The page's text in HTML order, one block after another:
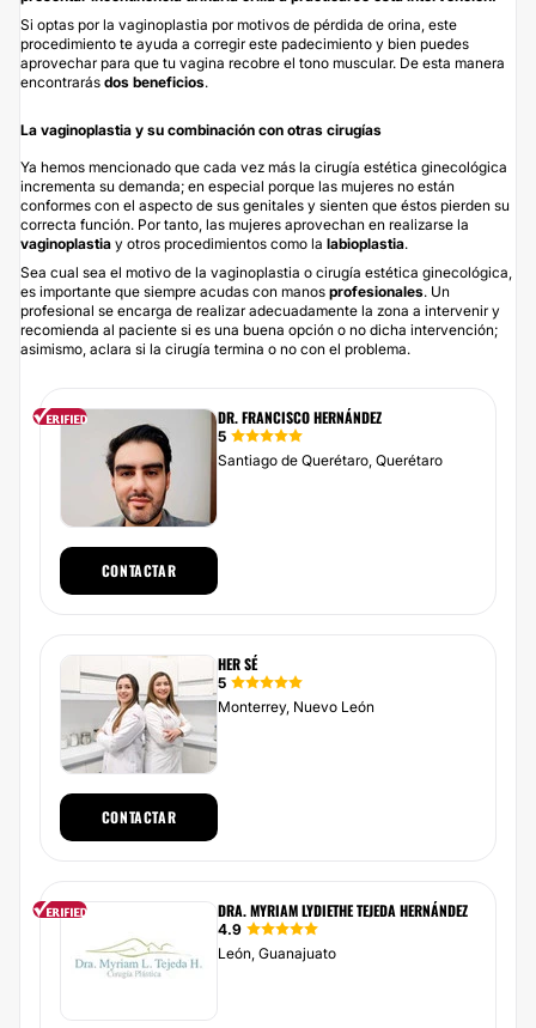
Si optas por la vaginoplastia por motivos de pérdida de orina, este
procedimiento te ayuda a corregir este padecimiento y bien puedes
aprovechar para que tu vagina recobre el tono muscular. De esta manera
encontrarás dos beneficios.
La vaginoplastia y su combinación con otras cirugías
Ya hemos mencionado que cada vez más la cirugía estética ginecológica
incrementa su demanda; en especial porque las mujeres no están
conformes con el aspecto de sus genitales y sienten que éstos pierden su
correcta función. Por tanto, las mujeres aprovechan en realizarse la
vaginoplastia y otros procedimientos como la labioplastia.
Sea cual sea el motivo de la vaginoplastia o cirugía estética ginecológica,
es importante que siempre acudas con manos profesionales. Un
profesional se encarga de realizar adecuadamente la zona a intervenir y
recomienda al paciente si es una buena opción o no dicha intervención;
asimismo, aclara si la cirugía termina o no con el problema.
DR. FRANCISCO HERNÁNDEZ
5
Santiago de Querétaro, Querétaro
CONTACTAR
HER SÉ
5
Monterrey, Nuevo León
CONTACTAR
DRA. MYRIAM LYDIETHE TEJEDA HERNÁNDEZ
4.9
León, Guanajuato